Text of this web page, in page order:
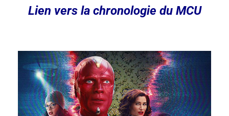
Lien vers la chronologie du MCU